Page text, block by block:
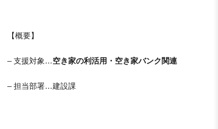
【概要】
– 支援対象…空き家の利活用・空き家バンク関連
– 担当部署…建設課